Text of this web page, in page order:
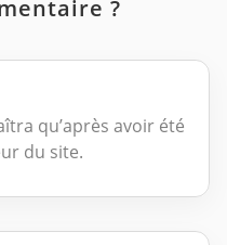
?
qu’après avoir été
du site.